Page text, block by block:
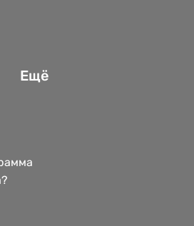
Ещё